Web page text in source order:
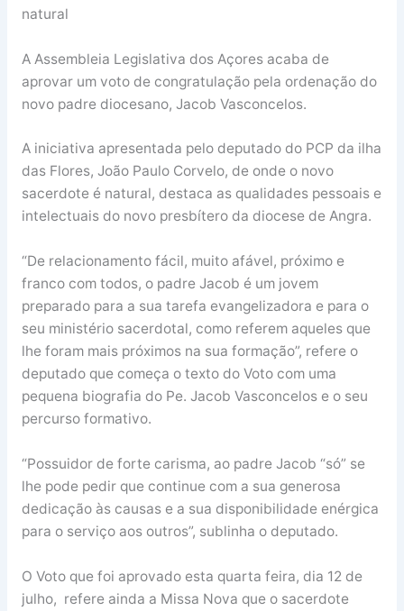
natural
A Assembleia Legislativa dos Açores acaba de
aprovar um voto de congratulação pela ordenação do
novo padre diocesano, Jacob Vasconcelos.
A iniciativa apresentada pelo deputado do PCP da ilha
das Flores, João Paulo Corvelo, de onde o novo
sacerdote é natural, destaca as qualidades pessoais e
intelectuais do novo presbítero da diocese de Angra.
“De relacionamento fácil, muito afável, próximo e
franco com todos, o padre Jacob é um jovem
preparado para a sua tarefa evangelizadora e para o
seu ministério sacerdotal, como referem aqueles que
lhe foram mais próximos na sua formação”, refere o
deputado que começa o texto do Voto com uma
pequena biografia do Pe. Jacob Vasconcelos e o seu
percurso formativo.
“Possuidor de forte carisma, ao padre Jacob “só” se
lhe pode pedir que continue com a sua generosa
dedicação às causas e a sua disponibilidade enérgica
para o serviço aos outros”, sublinha o deputado.
O Voto que foi aprovado esta quarta feira, dia 12 de
julho, refere ainda a Missa Nova que o sacerdote